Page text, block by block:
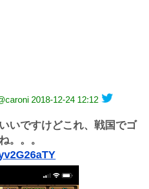
2018-12-24 12:12
いですけどこれ、戦国でゴ
。。。